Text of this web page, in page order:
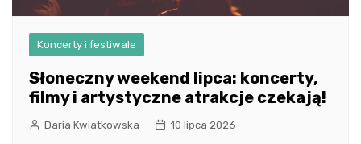
Koncerty i festiwale
Słoneczny weekend lipca: koncerty,
filmy i artystyczne atrakcje czekają!
Daria Kwiatkowska 10 lipca 2026